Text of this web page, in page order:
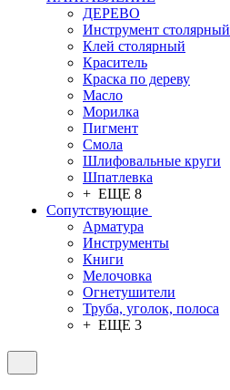
ДЕРЕВО
Инструмент столярный
Клей столярный
Краситель
Краска по дереву
Масло
Морилка
Пигмент
Смола
Шлифовальные круги
Шпатлевка
+ ЕЩЕ 8
Сопутствующие
Арматура
Инструменты
Книги
Мелочовка
Огнетушители
Труба, уголок, полоса
+ ЕЩЕ 3